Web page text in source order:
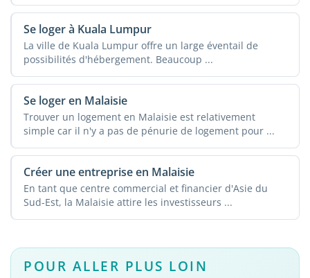
Se loger à Kuala Lumpur
La ville de Kuala Lumpur offre un large éventail de
possibilités d'hébergement. Beaucoup ...
Se loger en Malaisie
Trouver un logement en Malaisie est relativement
simple car il n'y a pas de pénurie de logement pour ...
Créer une entreprise en Malaisie
En tant que centre commercial et financier d'Asie du
Sud-Est, la Malaisie attire les investisseurs ...
POUR ALLER PLUS LOIN